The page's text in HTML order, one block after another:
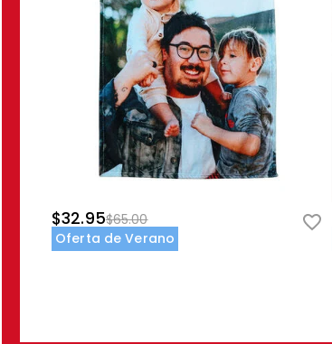
$32.95$65.00
Oferta de Verano